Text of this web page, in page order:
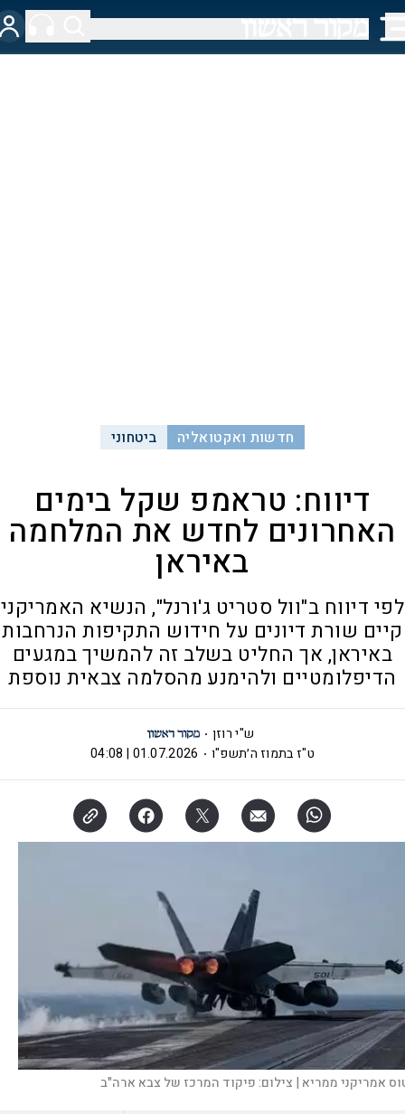
חדשות ואקטואליה ביטחוני
דיווח: טראמפ שקל בימים
האחרונים לחדש את המלחמה
באיראן
לפי דיווח ב"וול סטריט ג'ורנל", הנשיא האמריקני
קיים שורת דיונים על חידוש התקיפות הנרחבות
באיראן, אך החליט בשלב זה להמשיך במגעים
הדיפלומטיים ולהימנע מהסלמה צבאית נוספת
ש"י רוזן
ט"ז בתמוז ה׳תשפ"ו
01.07.2026 | 04:08
אמריקני ממריא | צילום:פיקוד המרכז של צבא ארה"ב